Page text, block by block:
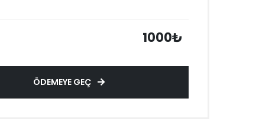
1000₺
ÖDEMEYE GEÇ